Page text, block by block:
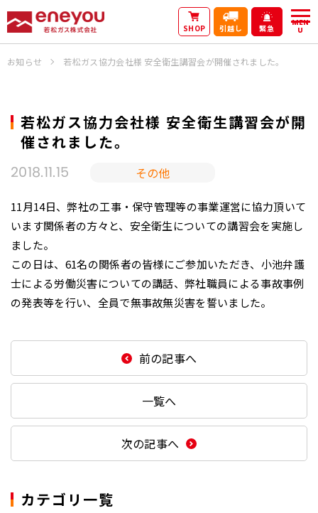
SHOP 引越し 緊急
MEN
U
お知らせ 若松ガス協力会社様 安全衛生講習会が開催されました。
2018.11.15 その他
若松ガス協力会社様 安全衛生講習会が開
催されました。
11月14日、弊社の工事・保守管理等の事業運営に協力頂いて
います関係者の方々と、安全衛生についての講習会を実施し
ました。
この日は、61名の関係者の皆様にご参加いただき、小池弁護
士による労働災害についての講話、弊社職員による事故事例
の発表等を行い、全員で無事故無災害を誓いました。
前の記事へ
一覧へ
次の記事へ
カテゴリ一覧